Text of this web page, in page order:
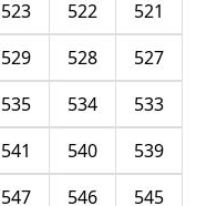
521
522
523
527
528
529
533
534
535
539
540
541
545
546
547